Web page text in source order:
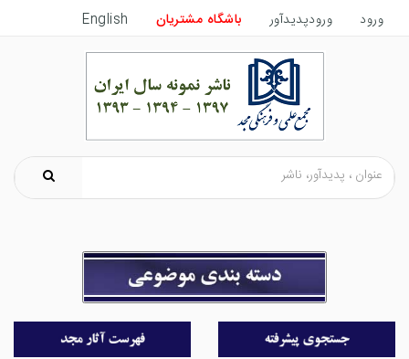
ورود ورودپدیدآور باشگاه مشتریان English